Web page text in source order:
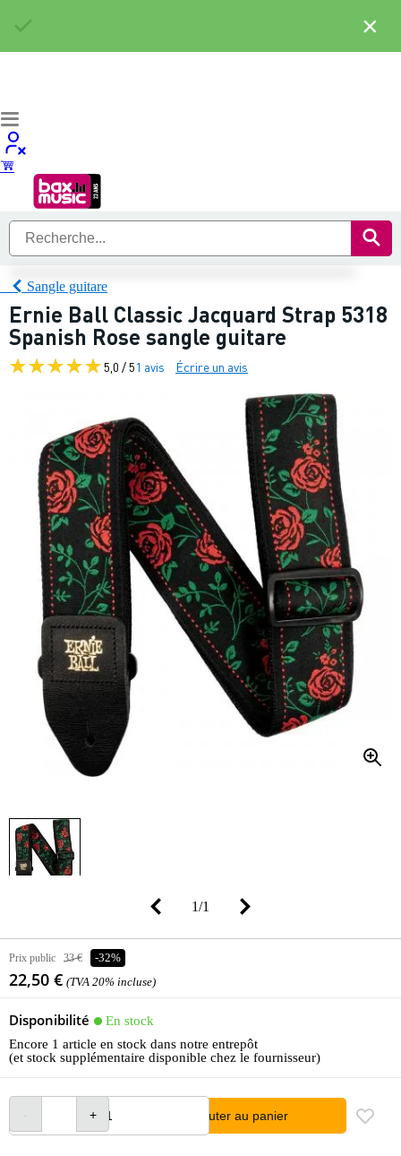
Sangle guitare
Ernie Ball Classic Jacquard Strap 5318
Spanish Rose sangle guitare
5,0 / 51 avis Écrire un avis
1/1
Prix public 33 € -32%
22,50 € (TVA 20% incluse)
Disponibilité
En stock
Encore 1 article en stock dans notre entrepôt
(et stock supplémentaire disponible chez le fournisseur)
Ajouter au panier
×